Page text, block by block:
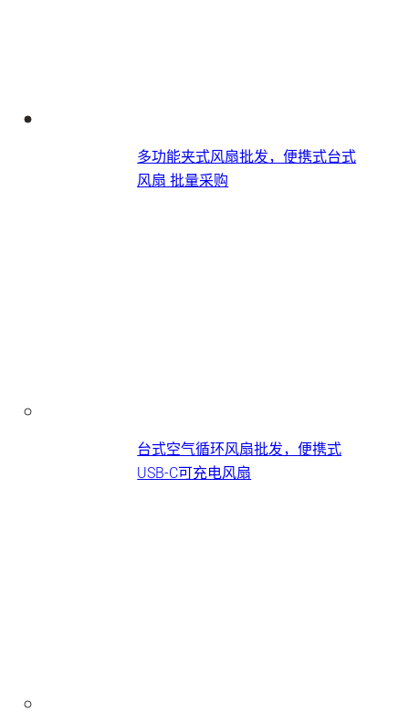
多功能夹式风扇批发，便携式台式
风扇​ 批量采购
台式空气循环风扇批发，便携式
USB-C可充电风扇